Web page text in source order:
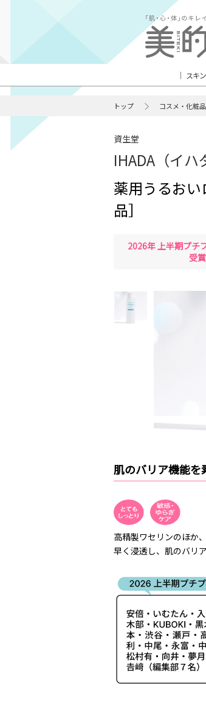
スキ
トップ コスメ・化粧品
資生堂
IHADA（イハ
薬用うるお
品］
2026年 上半期プチ
受賞
肌のバリア機能を
高精製ワセリンのほか
早く浸透し、肌のバリ